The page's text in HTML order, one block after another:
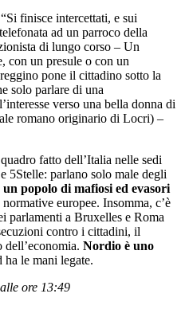
finisce intercettati, e sui
ad un parroco della
di lungo corso ‒ Un
con un presule o con un
pone il cittadino sotto la
solo parlare di una
verso una bella donna di
romano originario di Locri) ‒
fatto dell’Italia nelle sedi
5Stelle: parlano solo male degli
un popolo di mafiosi ed evasori
europee. Insomma, c’è
parlamenti a Bruxelles e Roma
contro i cittadini, il
Nordio è uno
ha le mani legate.
ore 13:49